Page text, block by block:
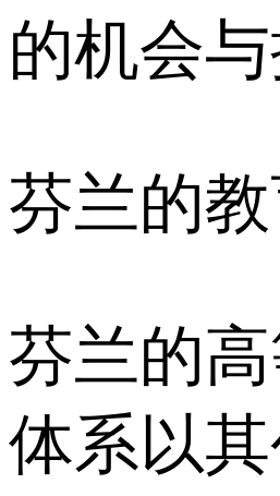
的机会与
芬兰的
芬兰的
体系以